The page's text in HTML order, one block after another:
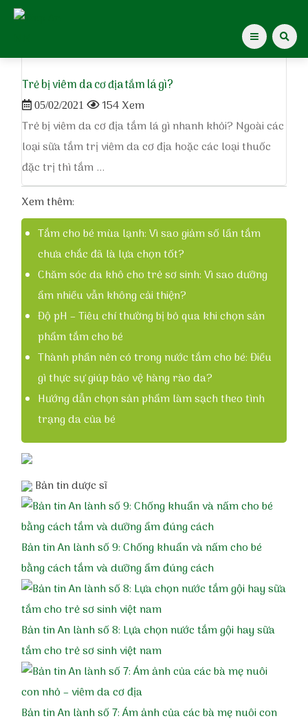
Giới thiệu Dược Khoa
Giới thiệu
Kiến thức cho mẹ
Tạp chí Diệp An Nhi
Tin tức
Điểm mua hàng
Home
Trẻ bị viêm da cơ địa tắm lá gì?
05/02/2021
154 Xem
Trẻ bị viêm da cơ địa tắm lá gì nhanh khỏi? Ngoài các
loại sữa tắm trị viêm da cơ địa hoặc các loại thuốc
đặc trị thì tắm ...
Xem thêm:
Tắm cho bé mùa lạnh: Vì sao giảm số lần tắm
chưa chắc đã là lựa chọn tốt?
Chăm sóc da khô cho trẻ sơ sinh: Vì sao dưỡng
ẩm nhiều vẫn không cải thiện?
Độ pH – Tiêu chí thường bị bỏ qua khi chọn sản
phẩm tắm cho bé
Thành phần nên có trong nước tắm cho bé: Điều
gì thực sự giúp bảo vệ hàng rào da?
Hướng dẫn chọn sản phẩm làm sạch theo tình
trạng da của bé
Bản tin dược sĩ
Bản tin An lành số 9: Chống khuẩn và nấm cho bé
bằng cách tắm và dưỡng ẩm đúng cách
Bản tin An lành số 8: Lựa chọn nước tắm gội hay sữa
tắm cho trẻ sơ sinh việt nam
Bản tin An lành số 7: Ám ảnh của các bà mẹ nuôi con